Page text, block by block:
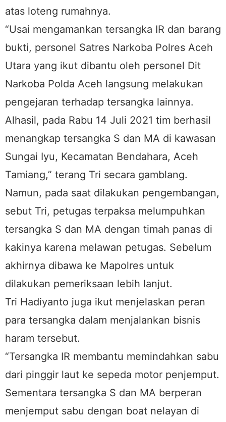
atas loteng rumahnya.
“Usai mengamankan tersangka IR dan barang
bukti, personel Satres Narkoba Polres Aceh
Utara yang ikut dibantu oleh personel Dit
Narkoba Polda Aceh langsung melakukan
pengejaran terhadap tersangka lainnya.
Alhasil, pada Rabu 14 Juli 2021 tim berhasil
menangkap tersangka S dan MA di kawasan
Sungai Iyu, Kecamatan Bendahara, Aceh
Tamiang,” terang Tri secara gamblang.
Namun, pada saat dilakukan pengembangan,
sebut Tri, petugas terpaksa melumpuhkan
tersangka S dan MA dengan timah panas di
kakinya karena melawan petugas. Sebelum
akhirnya dibawa ke Mapolres untuk
dilakukan pemeriksaan lebih lanjut.
Tri Hadiyanto juga ikut menjelaskan peran
para tersangka dalam menjalankan bisnis
haram tersebut.
“Tersangka IR membantu memindahkan sabu
dari pinggir laut ke sepeda motor penjemput.
Sementara tersangka S dan MA berperan
menjemput sabu dengan boat nelayan di